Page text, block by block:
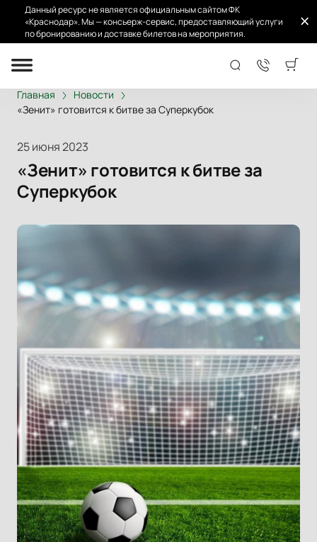
Данный ресурс не является официальным сайтом ФК
«Краснодар». Мы — консьерж-сервис, предоставляющий услуги
по бронированию и доставке билетов на мероприятия.
Главная
Новости
«Зенит» готовится к битве за Суперкубок
25 июня 2023
«Зенит» готовится к битве за
Суперкубок